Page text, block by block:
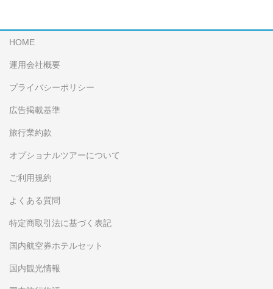
HOME
運用会社概要
プライバシーポリシー
広告掲載基準
旅行業約款
オプショナルツアーについて
ご利用規約
よくある質問
特定商取引法に基づく表記
国内航空券ホテルセット
国内観光情報